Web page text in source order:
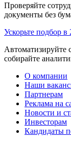
Проверяйте
документы без
Ускорьте подбор в
Автоматизируйте
собирайте
О компании
Наши
Партнерам
Реклама на
Новости и
Инвесторам
Кандидаты